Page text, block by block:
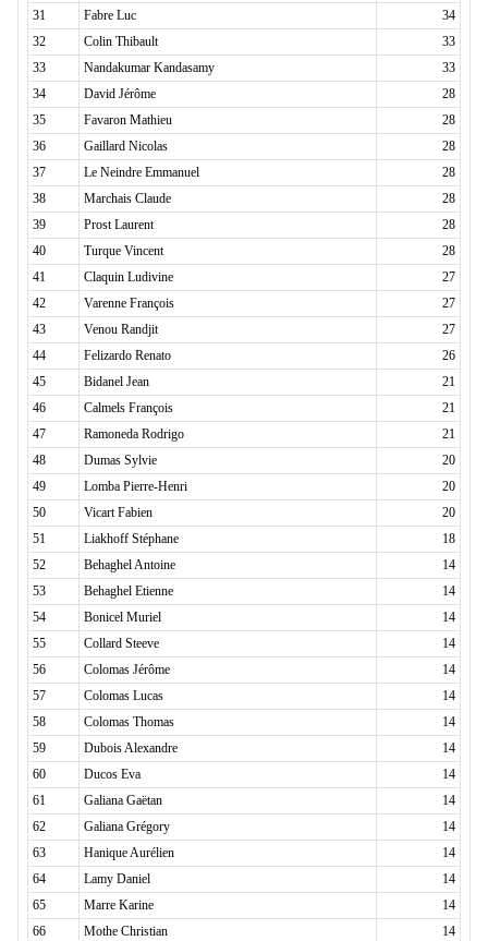
31 Fabre Luc
34
32
Colin Thibault
33
33
Nandakumar Kandasamy
33
34
David Jérôme
28
35
Favaron Mathieu
28
36
Gaillard Nicolas
28
37
Le Neindre Emmanuel
28
38
Marchais Claude
28
39
Prost Laurent
28
40
Turque Vincent
28
41
Claquin Ludivine
27
42
Varenne François
27
43
Venou Randjit
27
44
Felizardo Renato
26
45
Bidanel Jean
21
46
Calmels François
21
47
Ramoneda Rodrigo
21
48
Dumas Sylvie
20
49
Lomba Pierre-Henri
20
50
Vicart Fabien
20
51
Liakhoff Stéphane
18
52
Behaghel Antoine
14
53
Behaghel Etienne
14
54
Bonicel Muriel
14
55
Collard Steeve
14
56
Colomas Jérôme
14
57
Colomas Lucas
14
58
Colomas Thomas
14
59
Dubois Alexandre
14
60
Ducos Eva
14
61
Galiana Gaëtan
14
62
Galiana Grégory
14
63
Hanique Aurélien
14
64
Lamy Daniel
14
65
Marre Karine
14
66
Mothe Christian
14